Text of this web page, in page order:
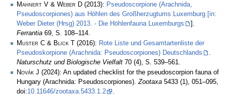
Mahnert V & Weber D (2013): Pseudoscorpione (Arachnida,
Pseudoscorpiones) aus Höhlen des Großherzugtums Luxemburg [in:
Weber Dieter (Hrsg) 2013. - Die Höhlenfauna Luxemburgs
].
Ferrantia 69, S. 108–114.
Muster C & Blick T
(2016): Rote Liste und Gesamtartenliste der
Pseudoskorpione (Arachnida: Pseudoscorpiones) Deutschlands
.
Naturschutz und Biologische Vielfalt 70 (4), S. 539–561.
Novák J (2024): An updated checklist for the pseudoscorpion fauna of
Hungary (Arachnida: Pseudoscorpiones).Zootaxa 5433 (1), 051–095,
doi:10.11646/zootaxa.5433.1.2
.